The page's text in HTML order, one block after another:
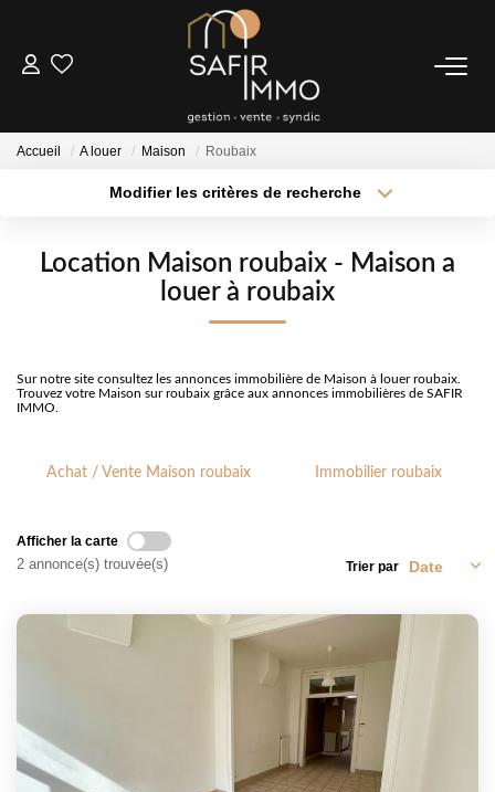
ACHETER
Notre Syndic
FAIRE GÉRER
NOTRE CABINET
CONTACT
Accueil A louer Maison Roubaix
Modifier les critères de recherche
Type de bien
Surface min
Créer une alerte
Location Maison roubaix - Maison a
louer à roubaix
Sur notre site consultez les annonces immobilière de Maison à louer roubaix.
Trouvez votre Maison sur roubaix grâce aux annonces immobilières de SAFIR
IMMO.
Achat / Vente Maison roubaix Immobilier roubaix
Afficher la carte
2 annonce(s) trouvée(s) Trier par